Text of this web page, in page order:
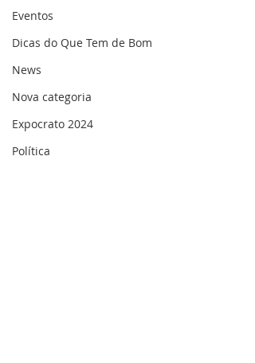
Eventos
Dicas do Que Tem de Bom
News
Nova categoria
Expocrato 2024
Política